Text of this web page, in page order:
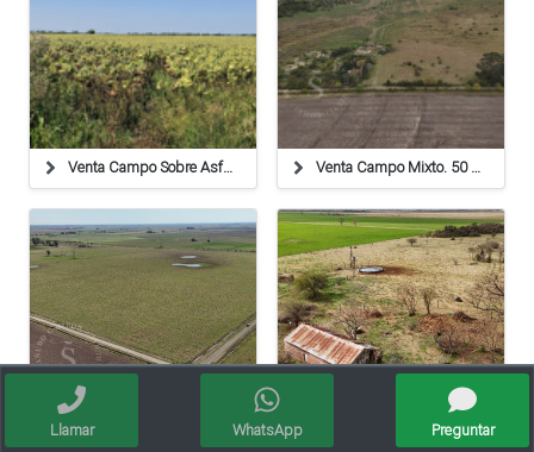
Venta Campo Sobre Asfalto Venta Campo Mixto. 50 Ha. Calchaquí, Santa Fe.
Venta Campo Ganadero. 128 Ha. La Pelada, Santa Fe.
Llamar WhatsApp Preguntar